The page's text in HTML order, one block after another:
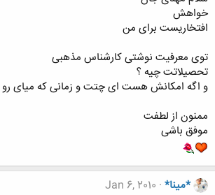
خواهش
افتخاریست برای من
توی معرفیت نوشتی کارشناس مذهبی
تحصیلاتت چیه ؟
و اگه امکانش هست ای چتت و زمانی که میای رو
ممنون از لطفت
موفق باشی
*مینا* Jan 6, 2010